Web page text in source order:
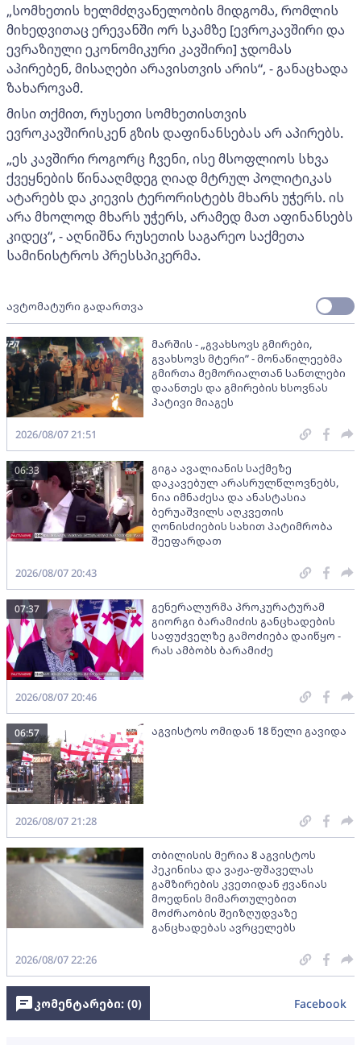
„სომხეთის ხელმძღვანელობის მიდგომა, რომლის
მიხედვითაც ერევანში ორ სკამზე [ევროკავშირი და
ევრაზიული ეკონომიკური კავშირი] ჯდომას
აპირებენ, მისაღები არავისთვის არის“, - განაცხადა
ზახაროვამ.
მისი თქმით, რუსეთი სომხეთისთვის
ევროკავშირისკენ გზის დაფინანსებას არ აპირებს.
„ეს კავშირი როგორც ჩვენი, ისე მსოფლიოს სხვა
ქვეყნების წინააღმდეგ ღიად მტრულ პოლიტიკას
ატარებს და კიევის ტერორისტებს მხარს უჭერს. ის
არა მხოლოდ მხარს უჭერს, არამედ მათ აფინანსებს
კიდეც“, - აღნიშნა რუსეთის საგარეო საქმეთა
სამინისტროს პრესსპიკერმა.
ავტომატური გადართვა
მარშის - „გვახსოვს გმირები,
გვახსოვს მტერი” - მონაწილეებმა
გმირთა მემორიალთან სანთლები
დაანთეს და გმირების ხსოვნას
პატივი მიაგეს
2026/08/07 21:51
გიგა ავალიანის საქმეზე
დაკავებულ არასრულწლოვნებს,
ნია იმნაძესა და ანასტასია
ბერუაშვილს აღკვეთის
ღონისძიების სახით პატიმრობა
შეეფარდათ
06:33
2026/08/07 20:43
გენერალურმა პროკურატურამ
გიორგი ბარამიძის განცხადების
საფუძველზე გამოძიება დაიწყო -
რას ამბობს ბარამიძე
07:37
2026/08/07 20:46
აგვისტოს ომიდან 18 წელი გავიდა
06:57
2026/08/07 21:28
თბილისის მერია 8 აგვისტოს
პეკინისა და ვაჟა-ფშაველას
გამზირების კვეთიდან ჟვანიას
მოედნის მიმართულებით
მოძრაობის შეიზღუდვაზე
განცხადებას ავრცელებს
2026/08/07 22:26
კომენტარები: (0) Facebook